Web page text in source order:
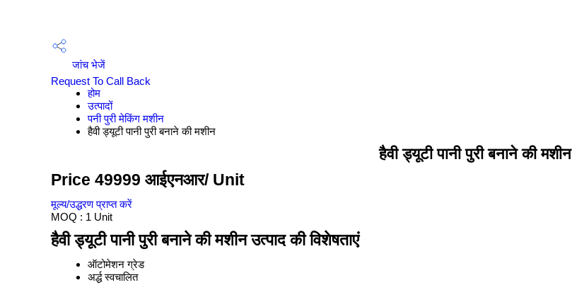
जांच भेजें
Request To Call Back
होम
उत्पादों
पनी पुरी मेकिंग मशीन
हैवी ड्यूटी पानी पुरी बनाने की मशीन
हैवी ड्यूटी पानी पुरी बनाने की मशीन
Price 49999 आईएनआर/ Unit
मूल्य/उद्धरण प्राप्त करें
MOQ : 1 Unit
हैवी ड्यूटी पानी पुरी बनाने की मशीन उत्पाद की विशेषताएं
ऑटोमेशन ग्रेड
अर्द्ध स्वचालित